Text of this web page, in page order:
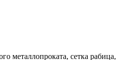
металлопроката, сетка рабица,